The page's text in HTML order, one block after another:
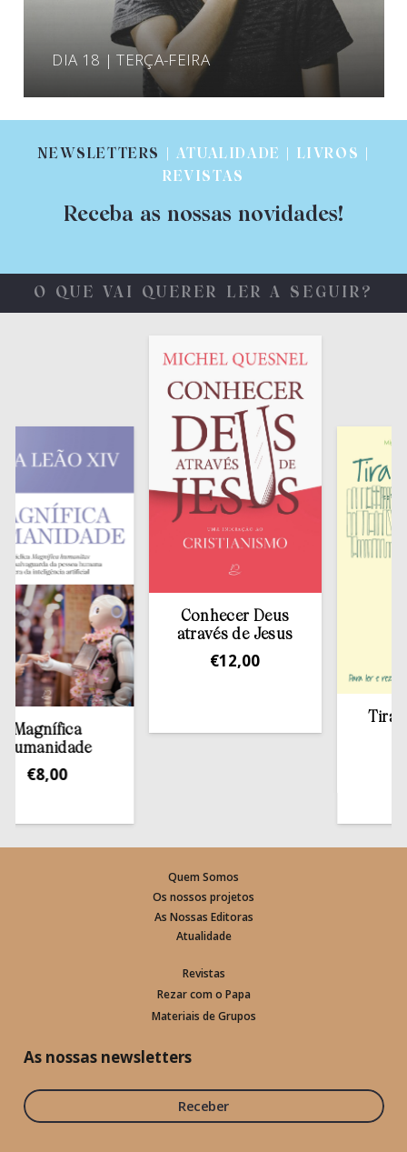
DIA 18 | TERÇA-FEIRA
NEWSLETTERS
| ATUALIDADE | LIVROS |
REVISTAS
Receba as nossas novidades!
O QUE VAI QUERER LER A SEGUIR?
8,00
Conhecer Deus
através de Jesus
12,00
Tirar a
Quem Somos
Os nossos projetos
As Nossas Editoras
Atualidade
Revistas
Rezar com o Papa
Materiais de Grupos
As nossas newsletters
Receber